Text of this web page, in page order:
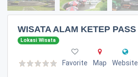
WISATA ALAM KETEP PASS
Lokasi Wisata
Favorite Map Website